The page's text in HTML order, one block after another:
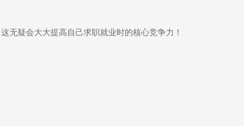
无疑会大大提高自己求职就业时的核心竞争力！